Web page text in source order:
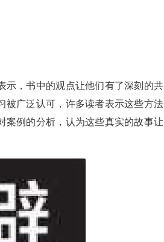
示，书中的观点让他们有了深刻的共
被广泛认可，许多读者表示这些方法
案例的分析，认为这些真实的故事让